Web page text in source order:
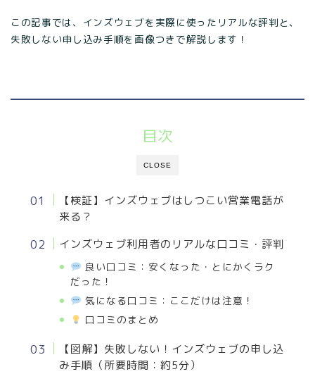
この記事では、インズウェブを実際に使ったリアルな評判と、
失敗しない申し込み手順を画像つきで解説します！
CLOSE
目次
【検証】インズウェブはしつこい営業電話が
来る？
インズウェブ利用者のリアルな口コミ・評判
良い口コミ：安くなった・とにかくラク
だった！
気になる口コミ：ここだけは注意！
口コミのまとめ
【図解】失敗しない！インズウェブの申し込
み手順（所要時間：約5分）